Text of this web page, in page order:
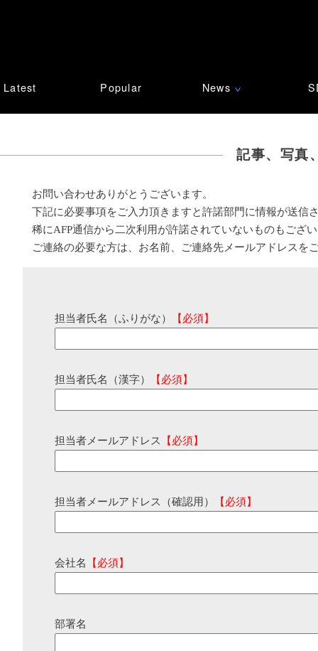
Latest Popular News ∨
記事、写真
お問い合わせありがとうございます。
下記に必要事項をご入力頂きますと許諾部門に情報が送信
稀にAFP通信から二次利用が許諾されていないものもござ
ご連絡の必要な方は、お名前、ご連絡先メールアドレスを
担当者氏名（ふりがな） 【必須】
担当者氏名（漢字） 【必須】
担当者メールアドレス 【必須】
担当者メールアドレス（確認用） 【必須】
会社名 【必須】
部署名